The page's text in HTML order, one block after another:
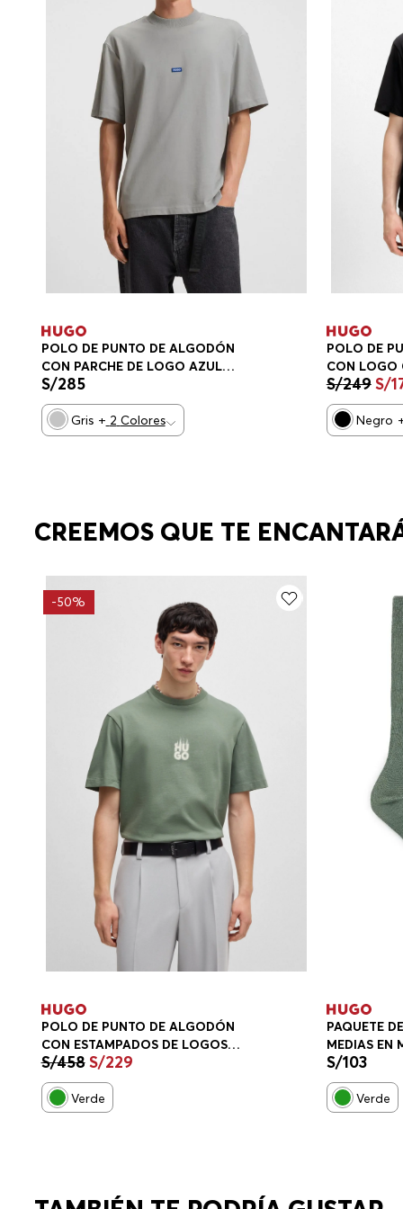
POLO DE PUNTO DE ALGODÓN
CON PARCHE DE LOGO AZUL
POLOS REGULAR FIT HOMBRE
S/285
Gris + 2 Colores
POLO DE
CON LOGO
PLAYERA
S/249S/
Negro
CREEMOS QUE TE
-50%
POLO DE PUNTO DE ALGODÓN
CON ESTAMPADOS DE LOGOS
APILADOS AHUMADOS PLAYERA
RELAXED FIT HOMBRE
S/458 S/229
Verde
PAQUETE
MEDIAS EN
VERDE
S/103
Verde